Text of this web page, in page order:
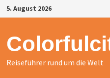
Zurück
zum
5. August 2026
Reiseführer rund um die Welt